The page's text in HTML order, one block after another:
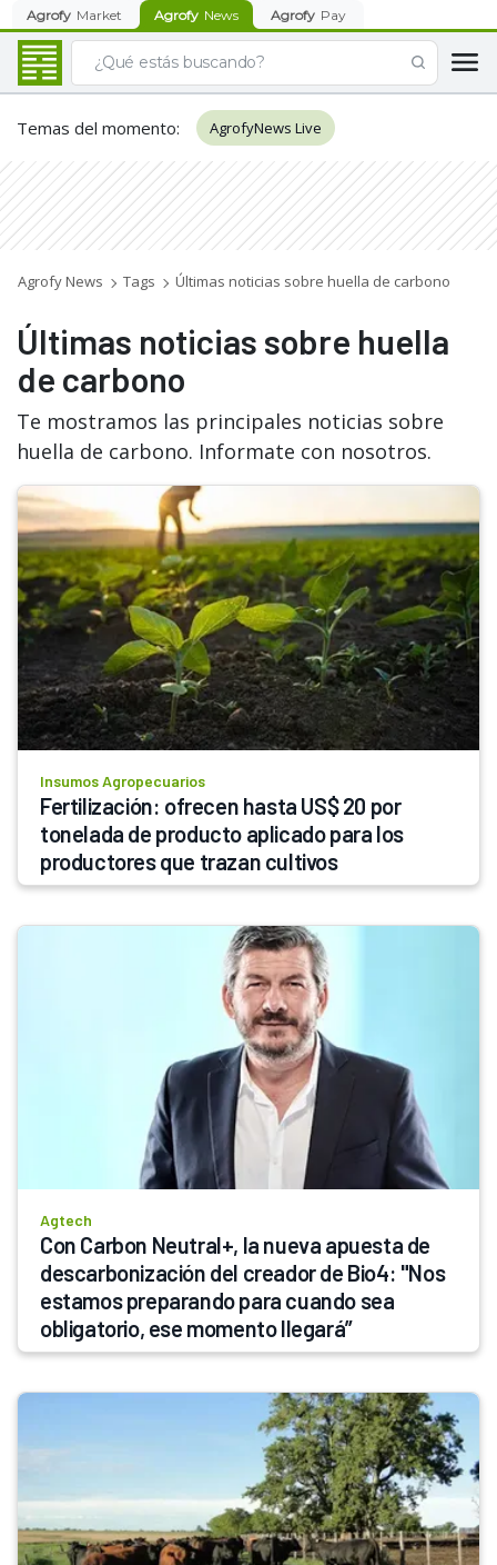
Agrofy Market Agrofy News Agrofy Pay
Temas del momento: AgrofyNews Live
Agrofy News Tags Últimas noticias sobre huella de carbono
Últimas noticias sobre huella
de carbono
Te mostramos las principales noticias sobre
huella de carbono. Informate con nosotros.
Insumos Agropecuarios
Fertilización: ofrecen hasta US$ 20 por
tonelada de producto aplicado para los
productores que trazan cultivos
Agtech
Con Carbon Neutral+, la nueva apuesta de
descarbonización del creador de Bio4: "Nos
estamos preparando para cuando sea
obligatorio, ese momento llegará”